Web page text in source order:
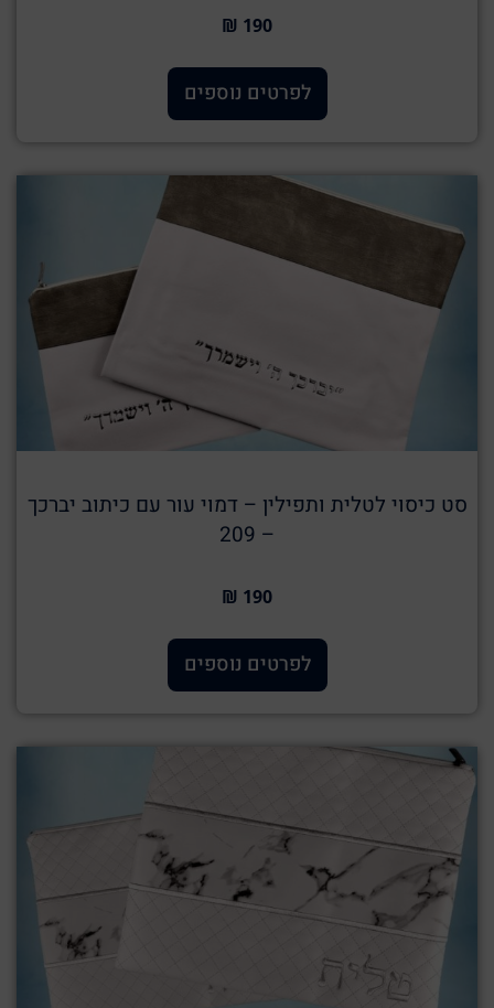
190 ₪
לפרטים נוספים
סט כיסוי לטלית ותפילין – דמוי עור עם כיתוב יברכך
– 209
190 ₪
לפרטים נוספים